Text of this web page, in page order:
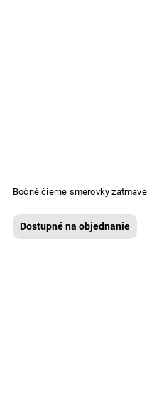
Bočné čierne smerovky
Dostupné na objednanie